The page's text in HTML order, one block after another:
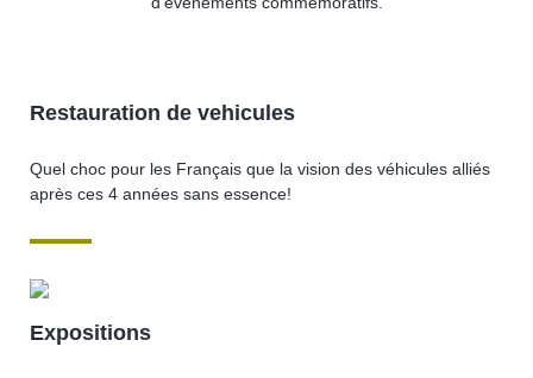
Restauration de vehicules
Quel choc pour les Français que la vision des véhicules alliés
après ces 4 années sans essence!
Expositions